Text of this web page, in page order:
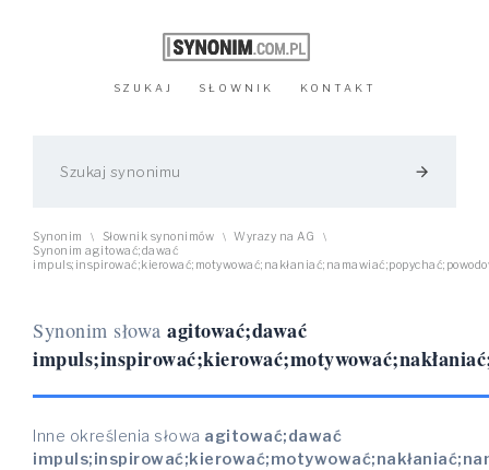
SZUKAJ SŁOWNIK KONTAKT
arrow_forward
Synonim \ Słownik synonimów \ Wyrazy na AG \
Synonim agitować;dawać
Synonim słowa agitować;dawać
Inne określenia słowa agitować;dawać